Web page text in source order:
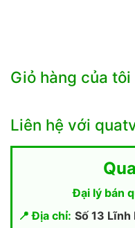
Giỏ hàng của tôi
Liên hệ với
Đại lý bán
📍 Địa chỉ: Số 13 Lĩnh